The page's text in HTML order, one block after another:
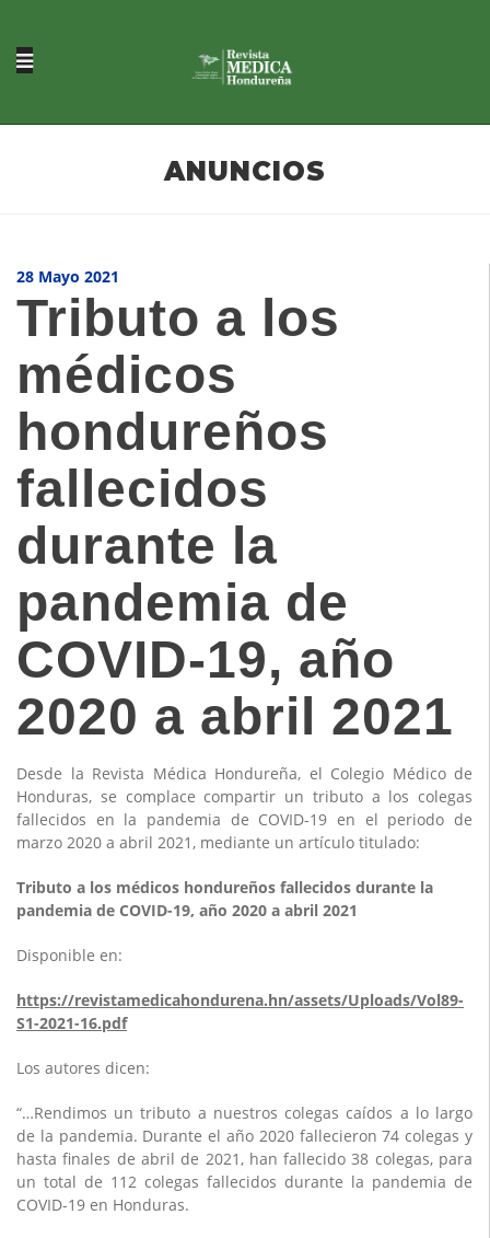
ANUNCIOS
28 Mayo 2021
Tributo a los
médicos
hondureños
fallecidos
durante la
pandemia de
COVID-19, año
2020 a abril 2021
Desde la Revista Médica Hondureña, el Colegio Médico de
Honduras, se complace compartir un tributo a los colegas
fallecidos en la pandemia de COVID-19 en el periodo de
marzo 2020 a abril 2021, mediante un artículo titulado:
Tributo a los médicos hondureños fallecidos durante la
pandemia de COVID-19, año 2020 a abril 2021
Disponible en:
https://revistamedicahondurena.hn/assets/Uploads/Vol89-
S1-2021-16.pdf
Los autores dicen:
“…Rendimos un tributo a nuestros colegas caídos a lo largo
de la pandemia. Durante el año 2020 fallecieron 74 colegas y
hasta finales de abril de 2021, han fallecido 38 colegas, para
un total de 112 colegas fallecidos durante la pandemia de
COVID-19 en Honduras.